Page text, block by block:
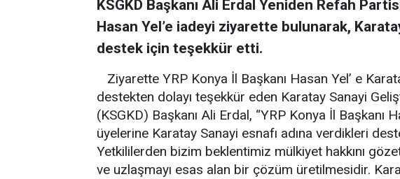
KSGKD Başkanı Ali Erdal Yeniden Refah
Hasan Yel’e iadeyi ziyarette bulunarak,
destek için teşekkür etti.
Ziyarette YRP Konya İl Başkanı Hasan Yel’ e
destekten dolayı teşekkür eden Karatay Sanayi
(KSGKD) Başkanı Ali Erdal, “YRP Konya İl Başkanı
üyelerine Karatay Sanayi esnafı adına verdikleri
Yetkililerden bizim beklentimiz mülkiyet hakkını
ve uzlaşmayı esas alan bir çözüm üretilmesidir.